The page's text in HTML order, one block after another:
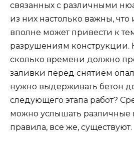
связанных с различными
из них настолько важны,
вполне может привести к
разрушениям конструкции.
сколько времени должно
заливки перед снятием
нужно выдерживать бетон
следующего этапа работ?
можно услышать различные
правила, все же, существуют.